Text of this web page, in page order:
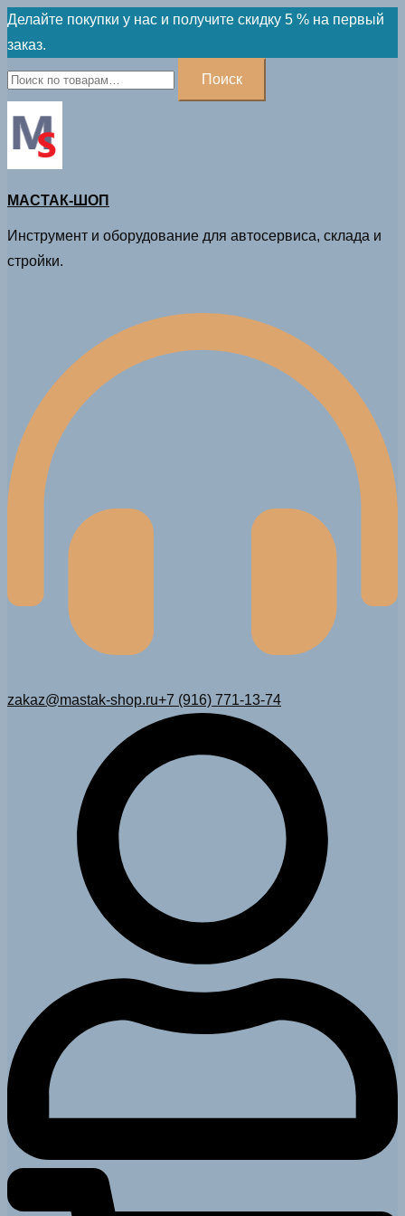
Skip
to
content
Делайте покупки у нас и получите скидку 5 % на первый
заказ.
Искать:
Поиск
МАСТАК-ШОП
Инструмент и оборудование для автосервиса, склада и
стройки.
zakaz@mastak-shop.ru+7 (916) 771-13-74